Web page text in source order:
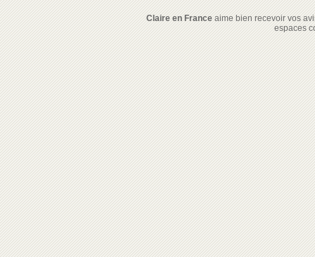
Claire en Franceaime bien recevoir vos
espaces